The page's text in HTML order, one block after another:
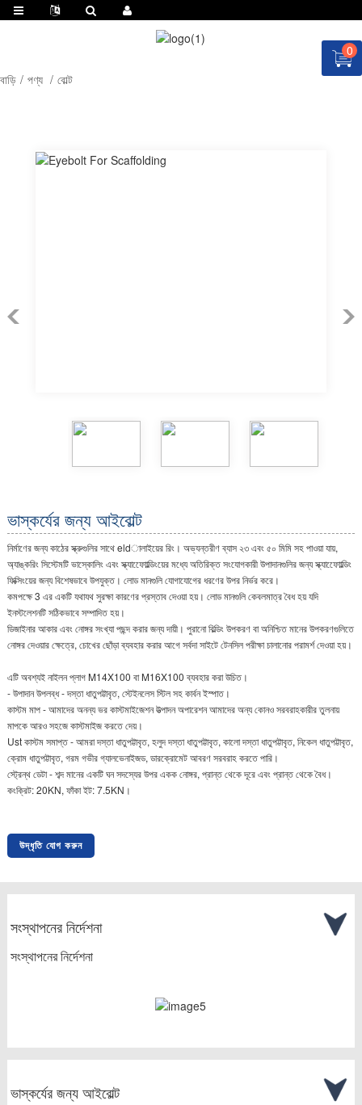
0
বাড়ি
পণ্য বোল্ট
ভাস্কর্যের জন্য আইবোল্ট
নির্মাণের জন্য কাঠের স্ক্রুগুলির সাথে eldালাইয়ের রিং। অভ্যন্তরীণ ব্যাস ২৩ এবং ৫০ মিমি সহ পাওয়া যায়,
অ্যাঙ্করিং সিস্টেমটি ভাস্কোলিং এবং স্ক্যাফোোল্ডিংয়ের মধ্যে অতিরিক্ত সংযোগকারী উপাদানগুলির জন্য স্ক্যাফোোল্ডিং
ফিক্সিংয়ের জন্য বিশেষভাবে উপযুক্ত। লোড মানগুলি যোগাযোগের ধরণের উপর নির্ভর করে।
কমপক্ষে 3 এর একটি যথাযথ সুরক্ষা কারণের প্রস্তাব দেওয়া হয়। লোড মানগুলি কেবলমাত্র বৈধ হয় যদি
ইনস্টলেশনটি সঠিকভাবে সম্পাদিত হয়।
ডিজাইনার আকার এবং নোঙ্গর সংখ্যা পছন্দ করার জন্য দায়ী। পুরানো বিল্ডিং উপকরণ বা অনিশ্চিত মানের উপকরণগুলিতে
নোঙ্গর দেওয়ার ক্ষেত্রে, চোখের ছোঁড়া ব্যবহার করার আগে সর্বদা সাইটে টেনসিল পরীক্ষা চালানোর পরামর্শ দেওয়া হয়।
এটি অবশ্যই নাইলন প্লাগ M14X100 বা M16X100 ব্যবহার করা উচিত।
- উপাদান উপলব্ধ - দস্তা ধাতুপট্টাবৃত, স্টেইনলেস স্টিল সহ কার্বন ইস্পাত।
কাস্টম মাপ - আমাদের অনন্য ভর কাস্টমাইজেশন উত্পাদন অপারেশন আমাদের অন্য কোনও সরবরাহকারীর তুলনায়
মাপকে আরও সহজে কাস্টমাইজ করতে দেয়।
Ust কাস্টম সমাপ্ত - আমরা দস্তা ধাতুপট্টাবৃত, হলুদ দস্তা ধাতুপট্টাবৃত, কালো দস্তা ধাতুপট্টাবৃত, নিকেল ধাতুপট্টাবৃত,
ক্রোম ধাতুপট্টাবৃত, গরম গভীর গ্যালভেনাইজড, ডারক্রোমেট আবরণ সরবরাহ করতে পারি।
স্ট্রেন্থ ডেটা - শব্দ মানের একটি ঘন সদস্যের উপর একক নোঙ্গর, প্রান্ত থেকে দূরে এবং প্রান্ত থেকে বৈধ।
কংক্রিট: 20KN, ফাঁকা ইট: 7.5KN।
উদ্ধৃতি যোগ করুন
সংস্থাপনের নির্দেশনা
সংস্থাপনের নির্দেশনা
ভাস্কর্যের জন্য আইবোল্ট